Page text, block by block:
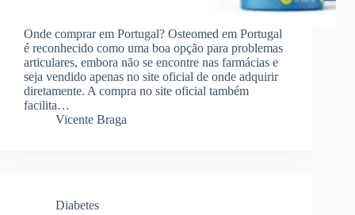
Onde comprar em Portugal? Osteomed em Portugal
é reconhecido como uma boa opção para problemas
articulares, embora não se encontre nas farmácias e
seja vendido apenas no site oficial de onde adquirir
diretamente. A compra no site oficial também
facilita…
Vicente Braga
Diabetes